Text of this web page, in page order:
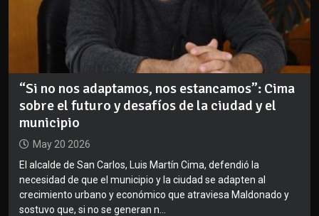
“Si no nos adaptamos, nos estancamos”: Cima
sobre el futuro y desafíos de la ciudad y el
municipio
May 20 2026
El alcalde de San Carlos, Luis Martín Cima, defendió la
necesidad de que el municipio y la ciudad se adapten al
crecimiento urbano y económico que atraviesa Maldonado y
sostuvo que, si no se generan n...